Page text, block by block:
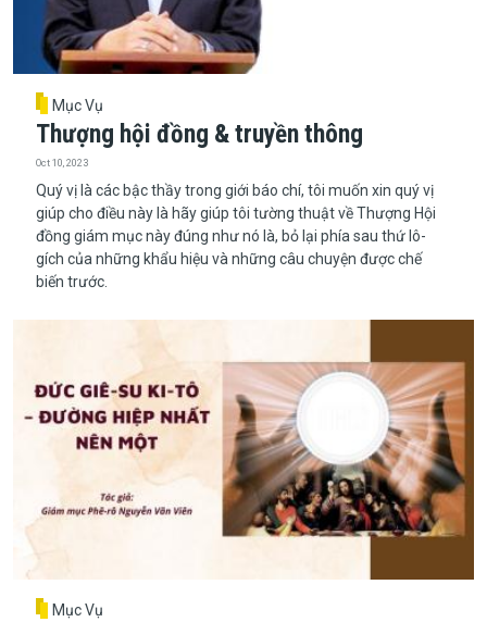
Mục Vụ
Thượng hội đồng & truyền thông
Oct 10, 2023
Quý vị là các bậc thầy trong giới báo chí, tôi muốn xin quý vị
giúp cho điều này là hãy giúp tôi tường thuật về Thượng Hội
đồng giám mục này đúng như nó là, bỏ lại phía sau thứ lô-
gích của những khẩu hiệu và những câu chuyện được chế
biến trước.
Mục Vụ